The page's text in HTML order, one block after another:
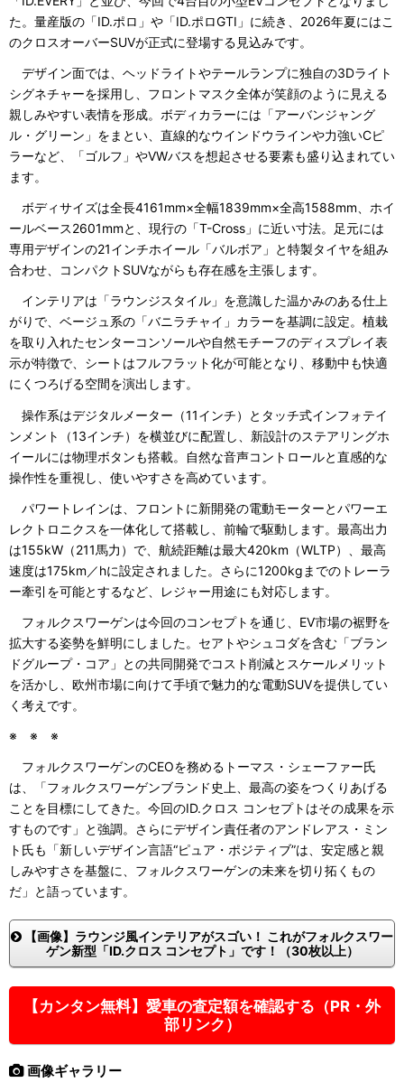
た。量産版の「ID.ポロ」や「ID.ポロGTI」に続き、2026年夏にはこ
のクロスオーバーSUVが正式に登場する見込みです。
デザイン面では、ヘッドライトやテールランプに独自の3Dライト
シグネチャーを採用し、フロントマスク全体が笑顔のように見える
親しみやすい表情を形成。ボディカラーには「アーバンジャング
ル・グリーン」をまとい、直線的なウインドウラインや力強いCピ
ラーなど、「ゴルフ」やVWバスを想起させる要素も盛り込まれてい
ます。
ボディサイズは全長4161mm×全幅1839mm×全高1588mm、ホイ
ールベース2601mmと、現行の「T-Cross」に近い寸法。足元には
専用デザインの21インチホイール「バルボア」と特製タイヤを組み
合わせ、コンパクトSUVながらも存在感を主張します。
インテリアは「ラウンジスタイル」を意識した温かみのある仕上
がりで、ベージュ系の「バニラチャイ」カラーを基調に設定。植栽
を取り入れたセンターコンソールや自然モチーフのディスプレイ表
示が特徴で、シートはフルフラット化が可能となり、移動中も快適
にくつろげる空間を演出します。
操作系はデジタルメーター（11インチ）とタッチ式インフォテイ
ンメント（13インチ）を横並びに配置し、新設計のステアリングホ
イールには物理ボタンも搭載。自然な音声コントロールと直感的な
操作性を重視し、使いやすさを高めています。
パワートレインは、フロントに新開発の電動モーターとパワーエ
レクトロニクスを一体化して搭載し、前輪で駆動します。最高出力
は155kW（211馬力）で、航続距離は最大420km（WLTP）、最高
速度は175km／hに設定されました。さらに1200kgまでのトレーラ
ー牽引を可能とするなど、レジャー用途にも対応します。
フォルクスワーゲンは今回のコンセプトを通じ、EV市場の裾野を
拡大する姿勢を鮮明にしました。セアトやシュコダを含む「ブラン
ドグループ・コア」との共同開発でコスト削減とスケールメリット
を活かし、欧州市場に向けて手頃で魅力的な電動SUVを提供してい
く考えです。
※ ※ ※
フォルクスワーゲンのCEOを務めるトーマス・シェーファー氏
は、「フォルクスワーゲンブランド史上、最高の姿をつくりあげる
ことを目標にしてきた。今回のID.クロス コンセプトはその成果を示
すものです」と強調。さらにデザイン責任者のアンドレアス・ミン
ト氏も「新しいデザイン言語“ピュア・ポジティブ”は、安定感と親
しみやすさを基盤に、フォルクスワーゲンの未来を切り拓くもの
だ」と語っています。
【画像】ラウンジ風インテリアがスゴい！ これがフォルクスワー
ゲン新型「ID.クロス コンセプト」です！（30枚以上）
【カンタン無料】愛車の査定額を確認する（PR・外
部リンク）
画像ギャラリー